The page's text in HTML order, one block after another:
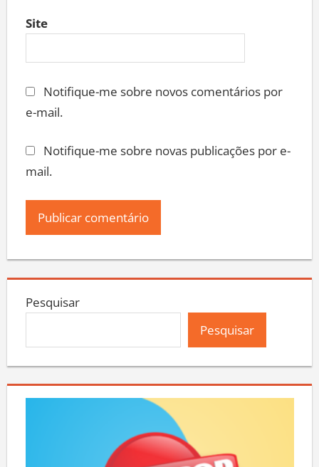
Site
Notifique-me sobre novos comentários por
e-mail.
Notifique-me sobre novas publicações por e-
mail.
Pesquisar
Pesquisar